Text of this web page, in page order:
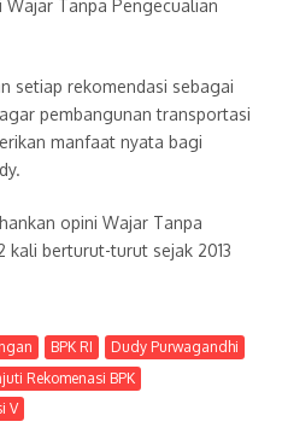
Wajar Tanpa Pengecualian
setiap rekomendasi sebagai
pembangunan transportasi
manfaat nyata bagi
opini Wajar Tanpa
kali berturut-turut sejak 2013
BPK RI
Dudy Purwagandhi
Rekomenasi BPK
V